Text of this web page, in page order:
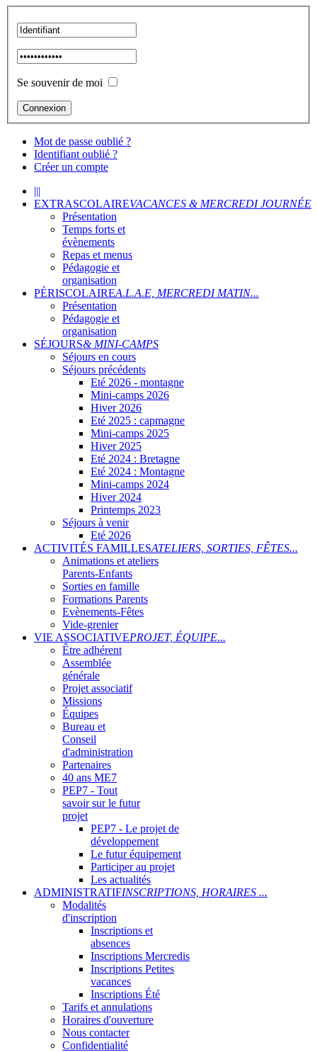
Se souvenir de moi
Mot de passe oublié ?
Identifiant oublié ?
Créer un compte
|||
EXTRASCOLAIREVACANCES & MERCREDI JOURNÉE
Présentation
Temps forts et
évènements
Repas et menus
Pédagogie et
organisation
PÉRISCOLAIREA.L.A.E, MERCREDI MATIN...
Présentation
Pédagogie et
organisation
SÉJOURS& MINI-CAMPS
Séjours en cours
Séjours précédents
Eté 2026 - montagne
Mini-camps 2026
Hiver 2026
Eté 2025 : capmagne
Mini-camps 2025
Hiver 2025
Eté 2024 : Bretagne
Eté 2024 : Montagne
Mini-camps 2024
Hiver 2024
Printemps 2023
Séjours à venir
Eté 2026
ACTIVITÉS FAMILLESATELIERS, SORTIES, FÊTES...
Animations et ateliers
Parents-Enfants
Sorties en famille
Formations Parents
Evènements-Fêtes
Vide-grenier
VIE ASSOCIATIVEPROJET, ÉQUIPE...
Être adhérent
Assemblée
générale
Projet associatif
Missions
Équipes
Bureau et
Conseil
d'administration
Partenaires
40 ans ME7
PEP7 - Tout
savoir sur le futur
projet
PEP7 - Le projet de
développement
Le futur équipement
Participer au projet
Les actualités
ADMINISTRATIFINSCRIPTIONS, HORAIRES ...
Modalités
d'inscription
Inscriptions et
absences
Inscriptions Mercredis
Inscriptions Petites
vacances
Inscriptions Été
Tarifs et annulations
Horaires d'ouverture
Nous contacter
Confidentialité